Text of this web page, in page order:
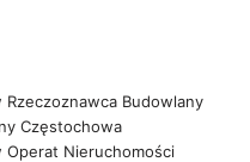
Rzeczoznawca Budowlany
Częstochowa
Operat Nieruchomości